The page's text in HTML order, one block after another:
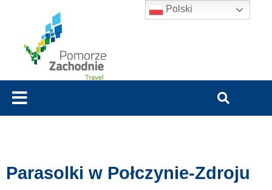
Parasolki w Połczynie-Zdroju
Polski